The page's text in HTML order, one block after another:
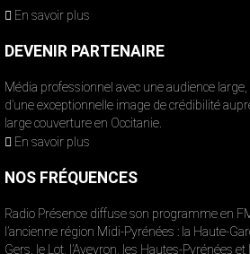
En savoir plus
DEVENIR PARTENAIRE
Média professionnel avec une audience
d’une exceptionnelle image de crédibilité
large couverture en Occitanie.
En savoir plus
NOS FRÉQUENCES
Radio Présence diffuse son programme en
l’ancienne région Midi-Pyrénées : la Haute-
Gers, le Lot, l’Aveyron, les Hautes-Pyrénées